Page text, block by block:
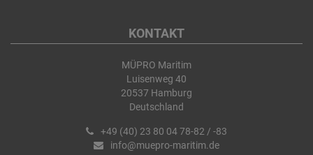
KONTAKT
MÜPRO Maritim
Luisenweg 40
20537 Hamburg
Deutschland
+49 (40) 23 80 04 78-82 / -83
info@muepro-maritim.de